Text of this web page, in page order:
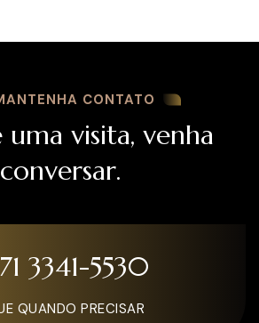
CONTATO
visita, venha
conversar.
71 3341-5530
QUANDO PRECISAR